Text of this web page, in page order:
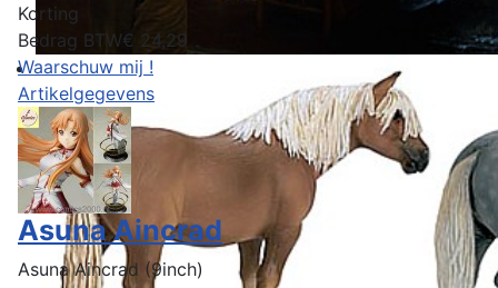
Korting
Bedrag BTW€ 24,29
Waarschuw mij !
Artikelgegevens
Asuna Aincrad
Asuna Aincrad (9inch)